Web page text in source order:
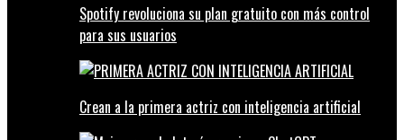
Spotify revoluciona su plan gratuito con más control
para sus usuarios
Crean a la primera actriz con inteligencia artificial